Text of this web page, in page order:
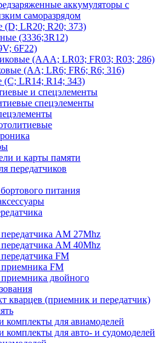
аккумуляторы с
саморазрядом
(D; LR20; R20; 373)
(3336;3R12)
6F22)
(AAA; LR03; FR03; R03; 286)
(AA; LR6; FR6; R6; 316)
(C; LR14; R14; 343)
и спецэлементы
спецэлементы
и карты памяти
передатчиков
питания
AM 27Mhz
AM 40Mhz
FM
FM
двойного
кварцев (приемник и передатчик)
комплекты для авиамоделей
комплекты для авто- и судомоделей